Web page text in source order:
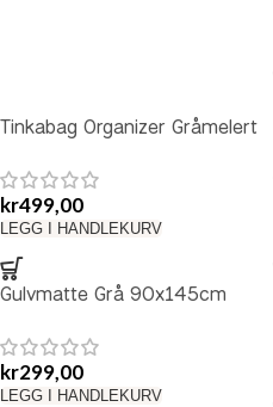
Tinkabag Organizer Gråmelert
kr499,00
LEGG I HANDLEKURV
Gulvmatte Grå 90x145cm
kr299,00
LEGG I HANDLEKURV